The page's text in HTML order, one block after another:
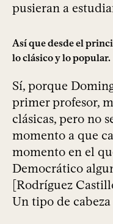
pusieran a
Así que desde el
lo clásico y lo popular.
Sí, porque
primer profesor,
clásicas, pero no
momento a que
momento en el
Democrático
[Rodríguez
Un tipo de